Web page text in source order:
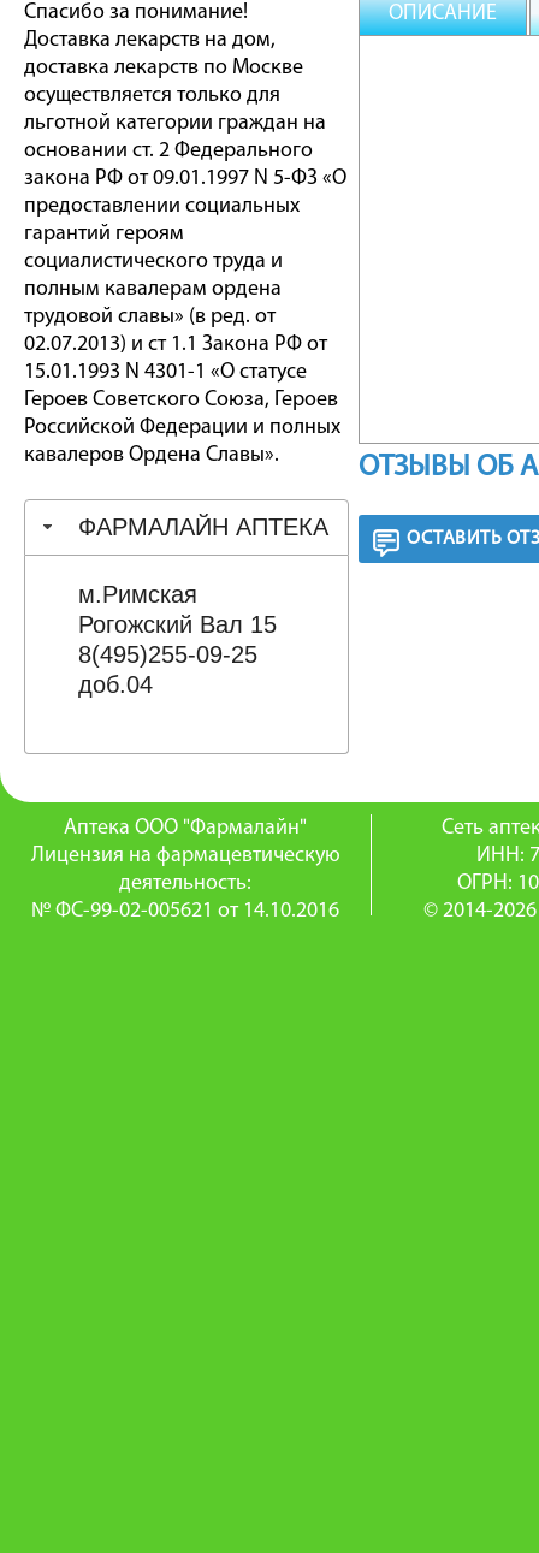
Спасибо за понимание!
Доставка лекарств на дом,
доставка лекарств по Москве
осуществляется только для
льготной категории граждан на
основании ст. 2 Федерального
закона РФ от 09.01.1997 N 5-ФЗ «О
предоставлении социальных
гарантий героям
социалистического труда и
полным кавалерам ордена
трудовой славы» (в ред. от
02.07.2013) и ст 1.1 Закона РФ от
15.01.1993 N 4301-1 «О статусе
Героев Советского Союза, Героев
Российской Федерации и полных
кавалеров Ордена Славы».
ФАРМАЛАЙН АПТЕКА
м.Римская
Рогожский Вал 15
8(495)255-09-25
доб.04
ОПИСАНИЕ
ОТЗЫВЫ ОБ
ОСТАВИТЬ
Аптека ООО "Фармалайн"
Лицензия на фармацевтическую
деятельность:
№ ФС-99-02-005621 от 14.10.2016
Сеть
ИНН:
ОГРН:
© 2014-